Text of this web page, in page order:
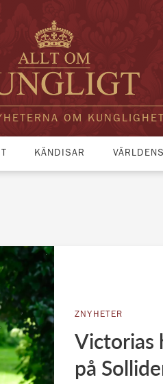
OM
KÄNDISAR
ZNYHETER
Victorias
på